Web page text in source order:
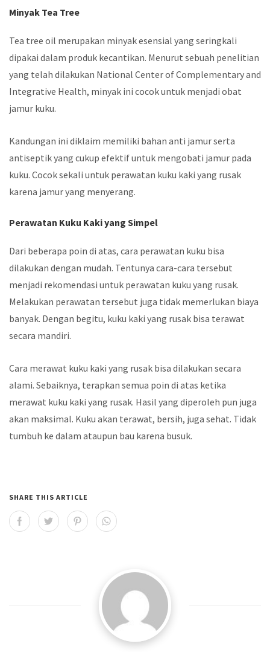
Minyak Tea Tree
Tea tree oil merupakan minyak esensial yang seringkali
dipakai dalam produk kecantikan. Menurut sebuah penelitian
yang telah dilakukan National Center of Complementary and
Integrative Health, minyak ini cocok untuk menjadi obat
jamur kuku.
Kandungan ini diklaim memiliki bahan anti jamur serta
antiseptik yang cukup efektif untuk mengobati jamur pada
kuku. Cocok sekali untuk perawatan kuku kaki yang rusak
karena jamur yang menyerang.
Perawatan Kuku Kaki yang Simpel
Dari beberapa poin di atas, cara perawatan kuku bisa
dilakukan dengan mudah. Tentunya cara-cara tersebut
menjadi rekomendasi untuk perawatan kuku yang rusak.
Melakukan perawatan tersebut juga tidak memerlukan biaya
banyak. Dengan begitu, kuku kaki yang rusak bisa terawat
secara mandiri.
Cara merawat kuku kaki yang rusak bisa dilakukan secara
alami. Sebaiknya, terapkan semua poin di atas ketika
merawat kuku kaki yang rusak. Hasil yang diperoleh pun juga
akan maksimal. Kuku akan terawat, bersih, juga sehat. Tidak
tumbuh ke dalam ataupun bau karena busuk.
SHARE THIS ARTICLE